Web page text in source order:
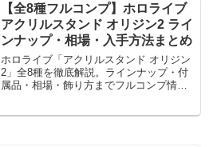
【全8種フルコンプ】ホロライブ
アクリルスタンド オリジン2 ライ
ンナップ・相場・入手方法まとめ
ホロライブ「アクリルスタンド オリジン
2」全8種を徹底解説。ラインナップ・付
属品・相場・飾り方までフルコンプ情報